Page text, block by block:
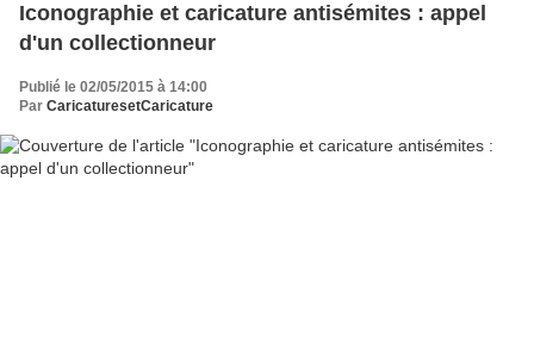
Iconographie et caricature antisémites : appel
d'un collectionneur
Publié le 02/05/2015 à 14:00
Par CaricaturesetCaricature